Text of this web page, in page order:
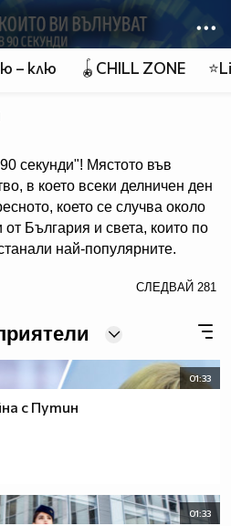
– клю 🪀CHILL ZONE
секунди"! Мястото във
в което всеки делничен ден
което се случва около
България и света, които по
най-популярните.
но в 90 секунди може да се
СЛЕДВАЙ 281
01:33
с Путин
01:33